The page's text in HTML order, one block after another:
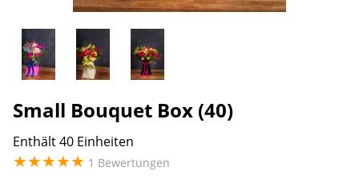
Small Bouquet Box (40)
Enthält 40 Einheiten
★★★★★ 1 Bewertungen